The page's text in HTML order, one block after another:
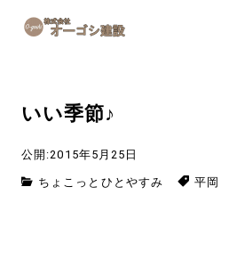
手しごと
いい季節♪
公開:2015年5月25日
ちょこっとひとやすみ 平岡